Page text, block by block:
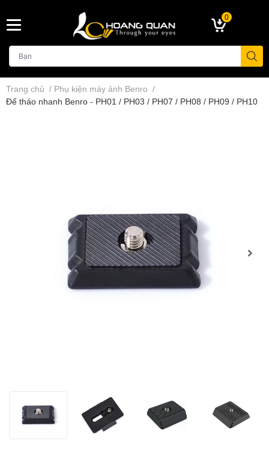
0
Trang chủ / Phụ kiện máy ảnh Benro /
Đế tháo nhanh Benro - PH01 / PH03 / PH07 / PH08 / PH09 / PH10